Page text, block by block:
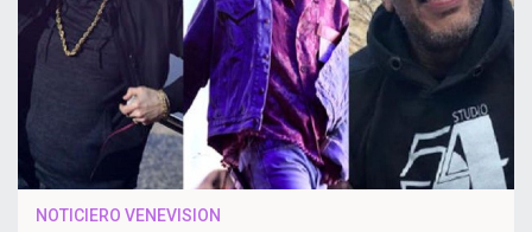
NOTICIERO VENEVISION